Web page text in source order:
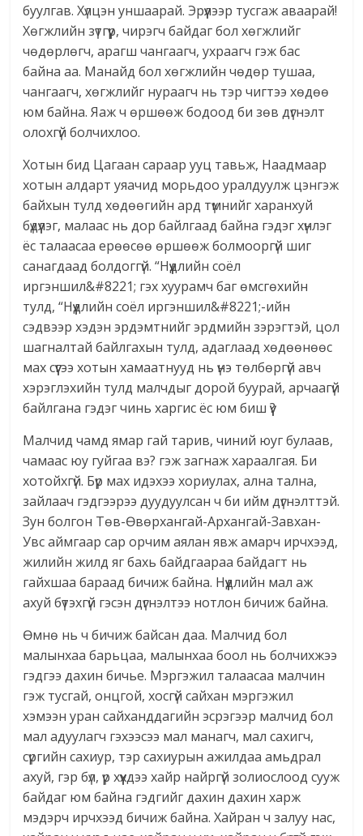
буулгав. Хүлцэн уншаарай. Эрүүлээр тусгаж аваарай!
Хөгжлийн зүтгүүр, чирэгч байдаг бол хөгжлийг
чөдөрлөгч, арагш чангаагч, ухраагч гэж бас
байна аа. Манайд бол хөгжлийн чөдөр тушаа,
чангаагч, хөгжлийг нураагч нь тэр чигтээ хөдөө
юм байна. Яаж ч өршөөж бодоод би зөв дүгнэлт
олохгүй болчихлоо.
Хотын бид Цагаан сараар ууц тавьж, Наадмаар
хотын алдарт уяачид морьдоо уралдуулж цэнгэж
байхын тулд хөдөөгийн ард түмнийг харанхуй
бүдүүлэг, малаас нь дор байлгаад байна гэдэг хүнлэг
ёс талаасаа ерөөсөө өршөөж болмооргүй шиг
санагдаад болдоггүй. “Нүүдлийн соёл
иргэншил&#8221; гэх хуурамч баг өмсгөхийн
тулд, “Нүүдлийн соёл иргэншил&#8221;-ийн
сэдвээр хэдэн эрдэмтнийг эрдмийн зэрэгтэй, цол
шагналтай байлгахын тулд, адаглаад хөдөөнөөс
мах сүүгээ хотын хамаатнууд нь үнэ төлбөргүй авч
хэрэглэхийн тулд малчдыг дорой буурай, арчаагүй
байлгана гэдэг чинь харгис ёс юм биш үү?
Малчид чамд ямар гай тарив, чиний юуг булаав,
чамаас юу гуйгаа вэ? гэж загнаж хараалгая. Би
хотойхгүй. Бүр мах идэхээ хориулах, ална тална,
зайлаач гэдгээрээ дуудуулсан ч би ийм дүгнэлттэй.
Зун болгон Төв-Өвөрхангай-Архангай-Завхан-
Увс аймгаар сар орчим аялан явж амарч ирчхээд,
жилийн жилд яг бахь байдгаараа байдагт нь
гайхшаа бараад бичиж байна. Нүүдлийн мал аж
ахуй бүтэхгүй гэсэн дүгнэлтээ нотлон бичиж байна.
Өмнө нь ч бичиж байсан даа. Малчид бол
малынхаа барьцаа, малынхаа боол нь болчихжээ
гэдгээ дахин бичье. Мэргэжил талаасаа малчин
гэж тусгай, онцгой, хосгүй сайхан мэргэжил
хэмээн уран сайханддагийн эсрэгээр малчид бол
мал адуулагч гэхээсээ мал манагч, мал сахигч,
сүргийн сахиур, тэр сахиурын ажилдаа амьдрал
ахуй, гэр бүл, үр хүүхдээ хайр найргүй золиослоод сууж
байдаг юм байна гэдгийг дахин дахин харж
мэдэрч ирчхээд бичиж байна. Хайран ч залуу нас,